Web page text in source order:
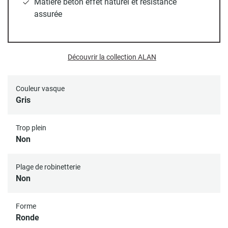
Toutes nos vasques disposent d'un trou d’évacuation
Couleur vasque
Gris
Trop plein
Non
Plage de robinetterie
Non
Forme
Ronde
Matière béton effet naturel et résistance
assurée
Découvrir la collection ALAN